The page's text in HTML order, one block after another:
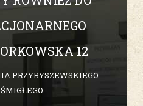
12
PRZYBYSZEWSKIEGO-